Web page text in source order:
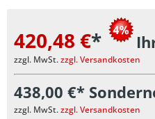
420,48 €*
zzgl. MwSt.zzgl. Versandkosten
438,00 €*
zzgl. MwSt.zzgl. Versandkosten